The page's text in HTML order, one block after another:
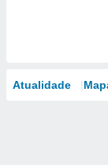
Atualidade